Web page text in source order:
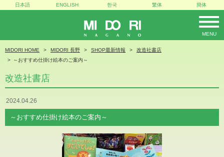
MIDORI
MENU
日本語 ENGLISH 한국 繁体 簡体
MIDORI HOME MIDORI 長野 SHOP最新情報
改造社書店
～おすすめ仕掛け絵本のご案内～
改造社書店
2024.04.26
～おすすめ仕掛け絵本のご案内～